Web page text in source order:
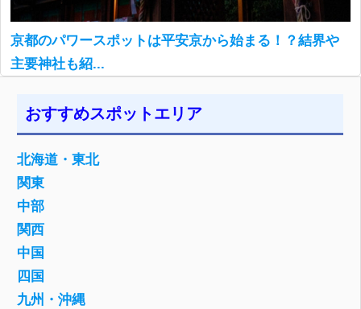
京都のパワースポットは平安京から始まる！？結界や
主要神社も紹...
おすすめスポットエリア
北海道・東北
関東
中部
関西
中国
四国
九州・沖縄